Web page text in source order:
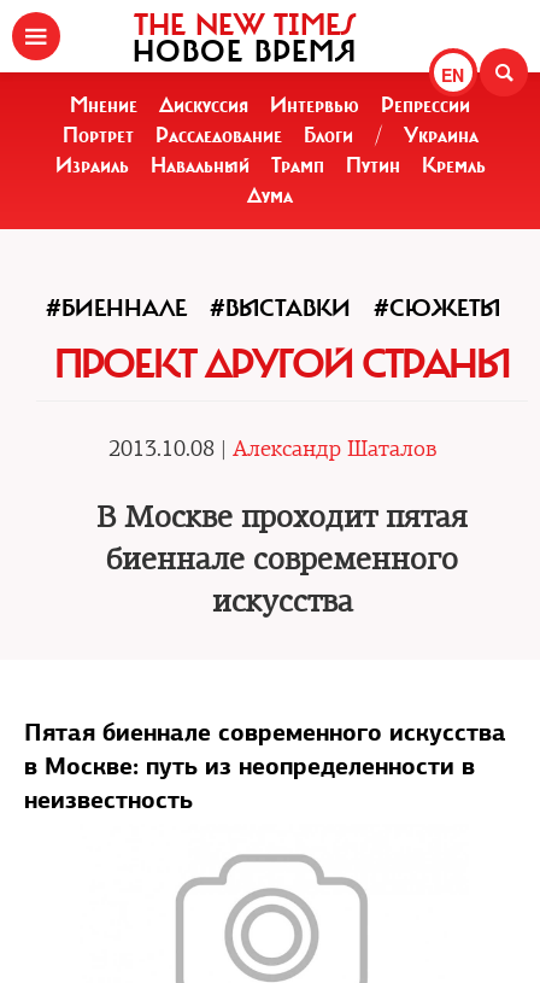
EN
THE NEW TIMES
НОВОЕ ВРЕМЯ
Мнение Дискуссия Интервью
Репрессии
Портрет
Расследование Блоги /
Украина
Израиль
Навальный Трамп Путин
Кремль
Дума
#БИЕННАЛЕ #ВЫСТАВКИ #СЮЖЕТЫ
ПРОЕКТ ДРУГОЙ СТРАНЫ
2013.10.08 | Александр Шаталов
В Москве проходит пятая
биеннале современного
искусства
Пятая биеннале современного искусства
в Москве: путь из неопределенности в
неизвестность